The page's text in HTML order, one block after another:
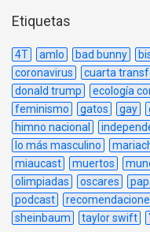
Etiquetas
4T amlo bad bunny
coronavirus
cuarta
donald trump
ecología
feminismo
gatos gay
himno nacional
lo más masculino
miaucast
muertos
olimpiadas
oscares
podcast
sheinbaum
taylor swift